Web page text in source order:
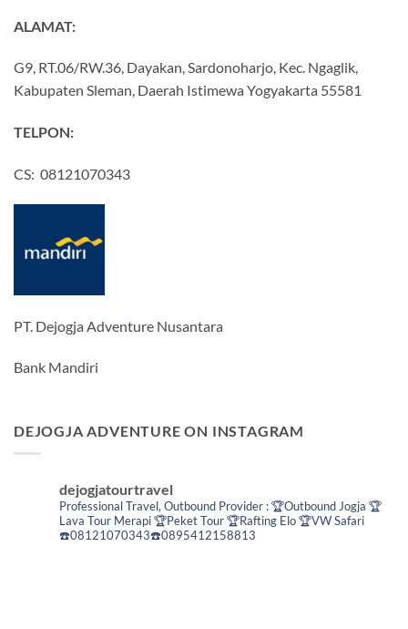
ALAMAT:
G9, RT.06/RW.36, Dayakan, Sardonoharjo, Kec. Ngaglik,
Kabupaten Sleman, Daerah Istimewa Yogyakarta 55581
TELPON:
CS: 08121070343
PT. Dejogja Adventure Nusantara
Bank Mandiri
DEJOGJA ADVENTURE ON INSTAGRAM
dejogjatourtravel
Professional Travel, Outbound Provider :🏆Outbound Jogja 🏆
Lava Tour Merapi🏆Peket Tour🏆Rafting Elo🏆VW Safari
☎️08121070343☎️0895412158813